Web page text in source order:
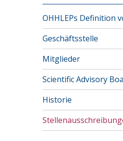
OHHLEPs Definition
Geschäftsstelle
Mitglieder
Scientific Advisory
Historie